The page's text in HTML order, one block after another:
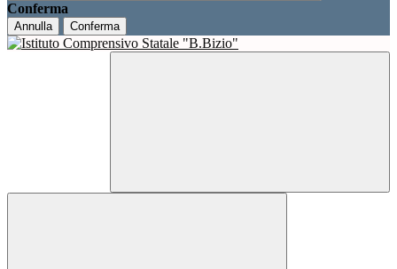
Conferma
Annulla Conferma